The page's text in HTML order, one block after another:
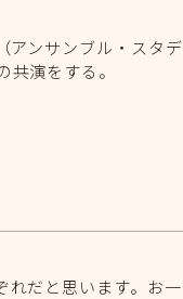
アンサンブル・スタデ
演をする。
れだと思います。お一